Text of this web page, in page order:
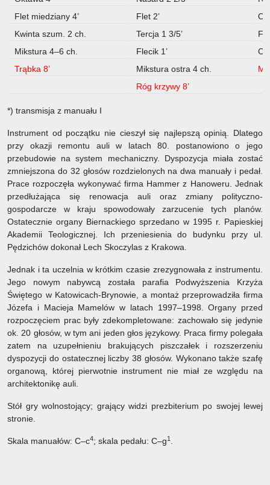
Flet miedziany 4’
Flet 2’
Kwinta szum. 2 ch.
Tercja 1 3/5’
Mikstura 4–6 ch.
Flecik 1’
Trąbka 8’
Mikstura ostra 4 ch.
Róg krzywy 8’
*) transmisja z manuału I
Instrument od początku nie cieszył się najlepszą opinią. Dlatego
przy okazji remontu auli w latach 80. postanowiono o jego
przebudowie na system mechaniczny. Dyspozycja miała zostać
zmniejszona do 32 głosów rozdzielonych na dwa manuały i pedał.
Prace rozpoczęła wykonywać firma Hammer z Hanoweru. Jednak
przedłużająca się renowacja auli oraz zmiany polityczno-
gospodarcze w kraju spowodowały zarzucenie tych planów.
Ostatecznie organy Biernackiego sprzedano w 1995 r. Papieskiej
Akademii Teologicznej. Ich przeniesienia do budynku przy ul.
Pędzichów dokonał Lech Skoczylas z Krakowa.
Jednak i ta uczelnia w krótkim czasie zrezygnowała z instrumentu.
Jego nowym nabywcą została parafia Podwyższenia Krzyża
Świętego w Katowicach-Brynowie, a montaż przeprowadziła firma
Józefa i Macieja Mamelów w latach 1997–1998. Organy przed
rozpoczęciem prac były zdekompletowane: zachowało się jedynie
ok. 20 głosów, w tym ani jeden głos językowy. Praca firmy polegała
zatem na uzupełnieniu brakujących piszczałek i rozszerzeniu
dyspozycji do ostatecznej liczby 38 głosów. Wykonano także szafę
organową, której pierwotnie instrument nie miał ze względu na
architektonikę auli.
Stół gry wolnostojący; grający widzi prezbiterium po swojej lewej
stronie.
Skala manuałów: C–c4; skala pedału: C–g1